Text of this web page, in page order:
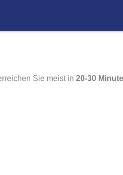
Sie meist in 20-30